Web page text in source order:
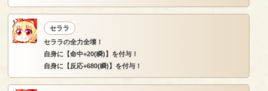
セララ
セララの全力全壊！
自身に【命中+20(瞬)】を付与！
自身に【反応+680(瞬)】を付与！